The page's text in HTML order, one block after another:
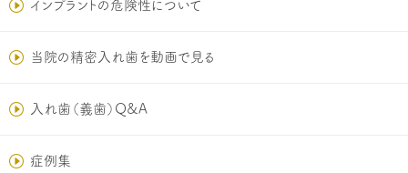
インプラントの危険性について
当院の精密入れ歯を動画で見る
入れ歯（義歯）Q&A
症例集